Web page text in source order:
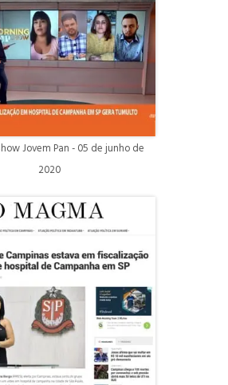
Jovem Pan - 05 de junho de
2020